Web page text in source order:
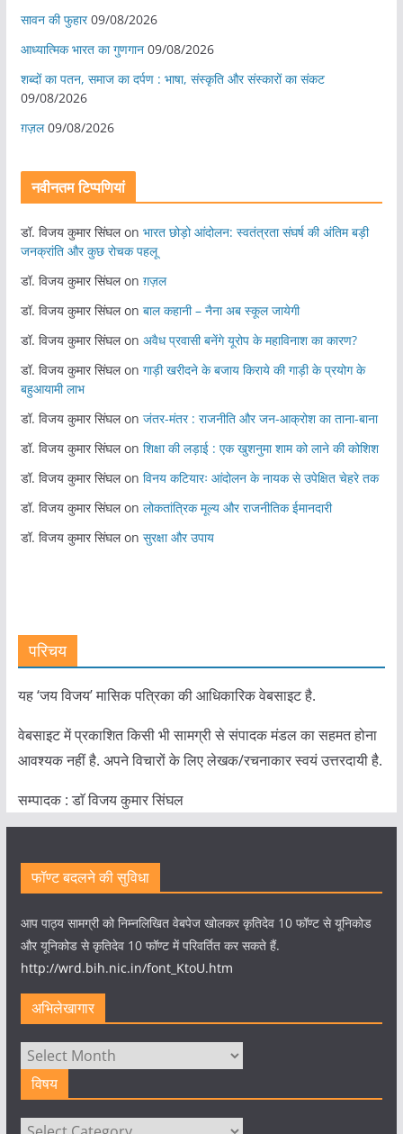
सावन की फुहार 09/08/2026
आध्यात्मिक भारत का गुणगान 09/08/2026
शब्दों का पतन, समाज का दर्पण : भाषा, संस्कृति और संस्कारों का संकट
09/08/2026
ग़ज़ल 09/08/2026
नवीनतम टिप्पणियां
डॉ. विजय कुमार सिंघलon भारत छोड़ो आंदोलन: स्वतंत्रता संघर्ष की अंतिम बड़ी
जनक्रांति और कुछ रोचक पहलू
डॉ. विजय कुमार सिंघलon ग़ज़ल
डॉ. विजय कुमार सिंघलon बाल कहानी – नैना अब स्कूल जायेगी
डॉ. विजय कुमार सिंघलon अवैध प्रवासी बनेंगे यूरोप के महाविनाश का कारण?
डॉ. विजय कुमार सिंघलon गाड़ी खरीदने के बजाय किराये की गाड़ी के प्रयोग के
बहुआयामी लाभ
डॉ. विजय कुमार सिंघलon जंतर-मंतर : राजनीति और जन-आक्रोश का ताना-बाना
डॉ. विजय कुमार सिंघलon शिक्षा की लड़ाई : एक खुशनुमा शाम को लाने की कोशिश
डॉ. विजय कुमार सिंघलon विनय कटियारः आंदोलन के नायक से उपेक्षित चेहरे तक
डॉ. विजय कुमार सिंघलon लोकतांत्रिक मूल्य और राजनीतिक ईमानदारी
डॉ. विजय कुमार सिंघलon सुरक्षा और उपाय
परिचय
यह ‘जय विजय’ मासिक पत्रिका की आधिकारिक वेबसाइट है.
वेबसाइट में प्रकाशित किसी भी सामग्री से संपादक मंडल का सहमत होना
आवश्यक नहीं है. अपने विचारों के लिए लेखक/रचनाकार स्वयं उत्तरदायी है.
सम्पादक : डाॅ विजय कुमार सिंघल
फॉण्ट बदलने की सुविधा
आप पाठ्य सामग्री को निम्नलिखित वेबपेज खोलकर कृतिदेव 10 फॉण्ट से यूनिकोड
और यूनिकोड से कृतिदेव 10 फॉण्ट में परिवर्तित कर सकते हैं.
http://wrd.bih.nic.in/font_KtoU.htm
अभिलेखागार
अभिलेखागार
विषय
विषय